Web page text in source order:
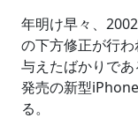
年明け早々、
の下方修正が行
与えたばかりで
発売の新型
る。